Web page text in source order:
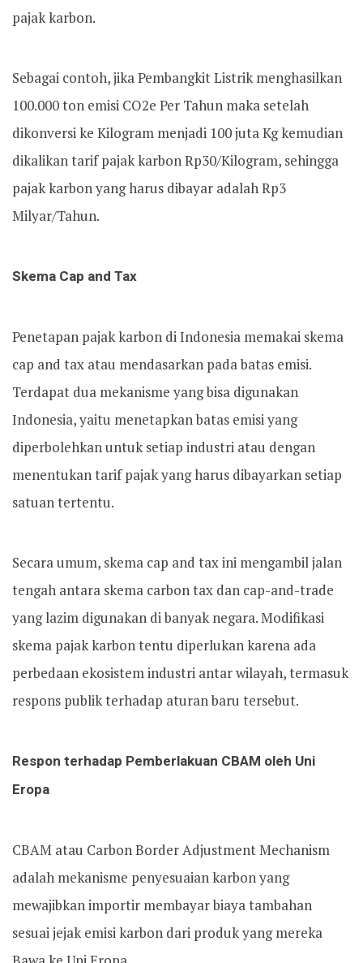
pajak karbon.
Sebagai contoh, jika Pembangkit Listrik menghasilkan
100.000 ton emisi CO2e Per Tahun maka setelah
dikonversi ke Kilogram menjadi 100 juta Kg kemudian
dikalikan tarif pajak karbon Rp30/Kilogram, sehingga
pajak karbon yang harus dibayar adalah Rp3
Milyar/Tahun.
Skema Cap and Tax
Penetapan pajak karbon di Indonesia memakai skema
cap and tax atau mendasarkan pada batas emisi.
Terdapat dua mekanisme yang bisa digunakan
Indonesia, yaitu menetapkan batas emisi yang
diperbolehkan untuk setiap industri atau dengan
menentukan tarif pajak yang harus dibayarkan setiap
satuan tertentu.
Secara umum, skema cap and tax ini mengambil jalan
tengah antara skema carbon tax dan cap-and-trade
yang lazim digunakan di banyak negara. Modifikasi
skema pajak karbon tentu diperlukan karena ada
perbedaan ekosistem industri antar wilayah, termasuk
respons publik terhadap aturan baru tersebut.
Respon terhadap Pemberlakuan CBAM oleh Uni
Eropa
CBAM atau Carbon Border Adjustment Mechanism
adalah mekanisme penyesuaian karbon yang
mewajibkan importir membayar biaya tambahan
sesuai jejak emisi karbon dari produk yang mereka